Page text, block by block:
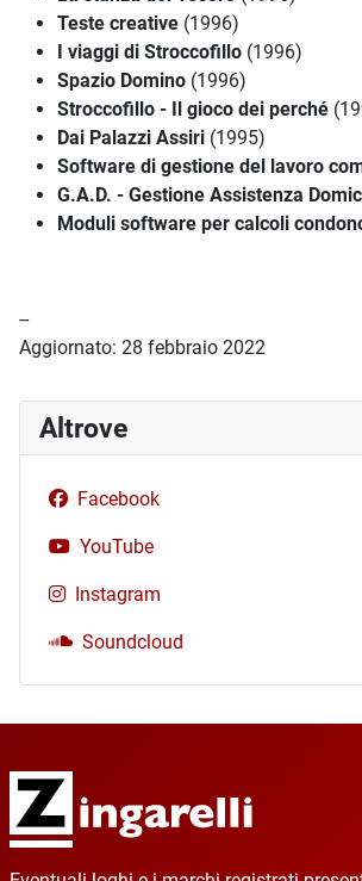
Teste creative (1996)
I viaggi di Stroccofillo (1996)
Spazio Domino (1996)
Stroccofillo - Il gioco dei perché
Dai Palazzi Assiri (1995)
Software di gestione del lavoro
G.A.D. - Gestione Assistenza
Moduli software per calcoli
--
Aggiornato: 28 febbraio 2022
Altrove
Facebook
YouTube
Instagram
Soundcloud